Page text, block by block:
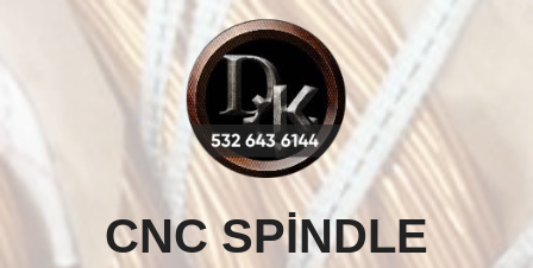
CNC SPINDLE